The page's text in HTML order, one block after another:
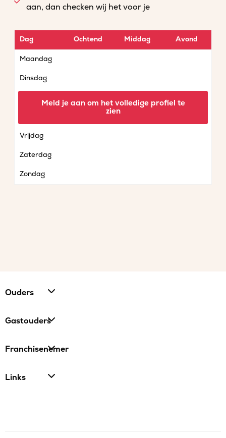
aan, dan checken wij het voor je
Dag Ochtend Middag Avond
Maandag
Dinsdag
Vrijdag
Zaterdag
Zondag
Meld je aan om het volledige profiel te
zien
Ouders
Gastouders
Franchisenemer
Links